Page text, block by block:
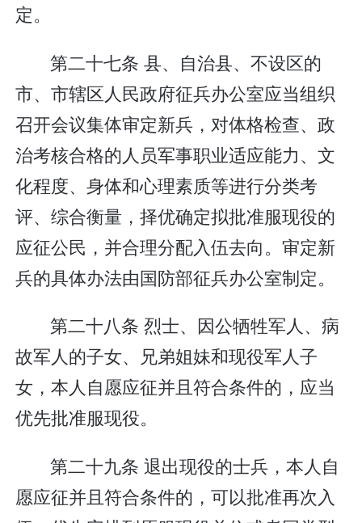
定。
第二十七条 县、自治县、不设区的
市、市辖区人民政府征兵办公室应当组织
召开会议集体审定新兵，对体格检查、政
治考核合格的人员军事职业适应能力、文
化程度、身体和心理素质等进行分类考
评、综合衡量，择优确定拟批准服现役的
应征公民，并合理分配入伍去向。审定新
兵的具体办法由国防部征兵办公室制定。
第二十八条 烈士、因公牺牲军人、病
故军人的子女、兄弟姐妹和现役军人子
女，本人自愿应征并且符合条件的，应当
优先批准服现役。
第二十九条 退出现役的士兵，本人自
愿应征并且符合条件的，可以批准再次入